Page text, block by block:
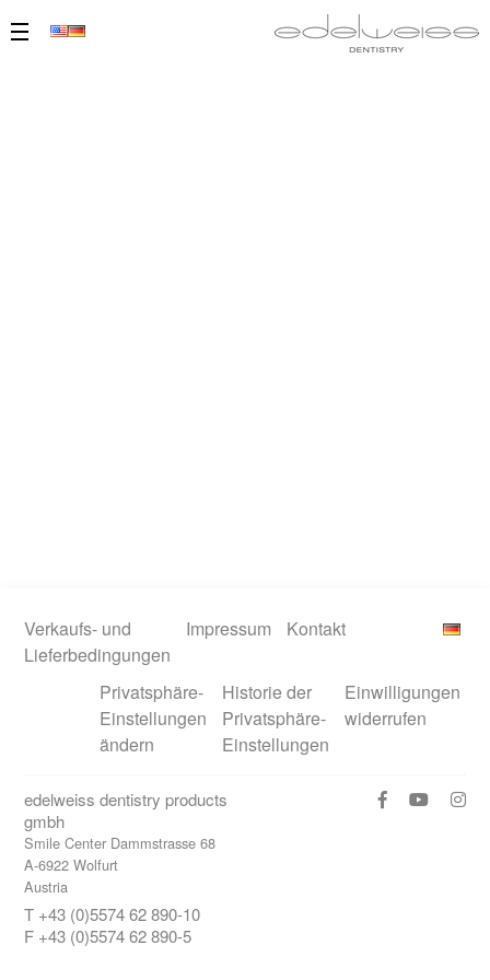
edelweiss dentistry products
gmbh
Smile Center Dammstrasse 68
A-6922 Wolfurt
Austria
T +43 (0)5574 62 890-10
F +43 (0)5574 62 890-5
Verkaufs- und
Lieferbedingungen
Impressum Kontakt
Privatsphäre-
Einstellungen
ändern
Historie der
Privatsphäre-
Einstellungen
Einwilligungen
widerrufen